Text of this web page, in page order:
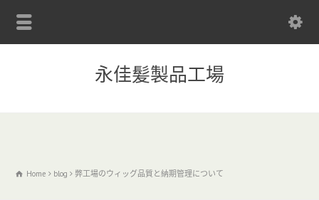
永佳髪製品工場
Home blog 弊工場のウィッグ品質と納期管理について